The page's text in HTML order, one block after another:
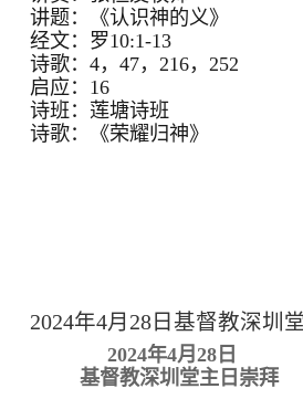
讲题：《认识神的义》
经文：罗10:1-13
诗歌：4，47，216，252
启应：16
诗班：莲塘诗班
诗歌：《荣耀归神》
2024年4月28日
基督教深圳堂主日崇拜